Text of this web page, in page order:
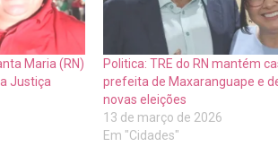
Maria (RN)
Justiça
Politica: TRE do RN mantém
prefeita de Maxaranguape e
novas eleições
13 de março de 2026
Em "Cidades"